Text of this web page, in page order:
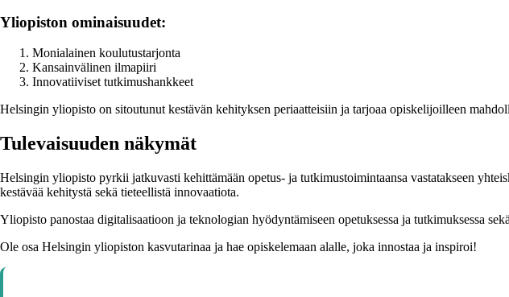
Yliopiston ominaisuudet:
Monialainen koulutustarjonta
Kansainvälinen ilmapiiri
Innovatiiviset tutkimushankkeet
Helsingin yliopisto on sitoutunut kestävän kehityksen periaatteisiin ja tarjoaa opiskelijoilleen
Tulevaisuuden näkymät
Helsingin yliopisto pyrkii jatkuvasti kehittämään opetus- ja tutkimustoimintaansa vastatakseen
kestävää kehitystä sekä tieteellistä innovaatiota.
Yliopisto panostaa digitalisaatioon ja teknologian hyödyntämiseen opetuksessa ja tutkimuksessa
Ole osa Helsingin yliopiston kasvutarinaa ja hae opiskelemaan alalle, joka innostaa ja inspiroi!